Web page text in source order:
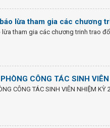
lừa tham gia các chương
lừa tham gia các chương trinh trao
CÔNG TÁC SINH
CÔNG TÁC SINH VIÊN NHIỆM KỲ